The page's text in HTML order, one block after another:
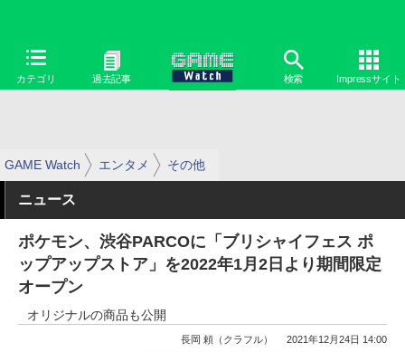
カテゴリ 過去記事 検索 Impressサイト
GAME Watch エンタメ その他
ニュース
ポケモン、渋谷PARCOに「ブリシャイフェス ポ
ップアップストア」を2022年1月2日より期間限定
オープン
オリジナルの商品も公開
長岡 頼（クラフル） 2021年12月24日 14:00